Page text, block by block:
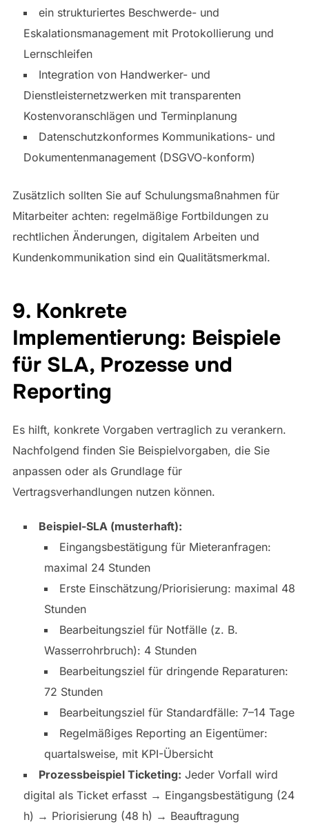
ein strukturiertes Beschwerde- und
Eskalationsmanagement mit Protokollierung und
Lernschleifen
Integration von Handwerker- und
Dienstleisternetzwerken mit transparenten
Kostenvoranschlägen und Terminplanung
Datenschutzkonformes Kommunikations- und
Dokumentenmanagement (DSGVO-konform)
Zusätzlich sollten Sie auf Schulungsmaßnahmen für
Mitarbeiter achten: regelmäßige Fortbildungen zu
rechtlichen Änderungen, digitalem Arbeiten und
Kundenkommunikation sind ein Qualitätsmerkmal.
9. Konkrete
Implementierung: Beispiele
für SLA, Prozesse und
Reporting
Es hilft, konkrete Vorgaben vertraglich zu verankern.
Nachfolgend finden Sie Beispielvorgaben, die Sie
anpassen oder als Grundlage für
Vertragsverhandlungen nutzen können.
Beispiel-SLA (musterhaft):
Eingangsbestätigung für Mieteranfragen:
maximal 24 Stunden
Erste Einschätzung/Priorisierung: maximal 48
Stunden
Bearbeitungsziel für Notfälle (z. B.
Wasserrohrbruch): 4 Stunden
Bearbeitungsziel für dringende Reparaturen:
72 Stunden
Bearbeitungsziel für Standardfälle: 7–14 Tage
Regelmäßiges Reporting an Eigentümer:
quartalsweise, mit KPI-Übersicht
Prozessbeispiel Ticketing: Jeder Vorfall wird
digital als Ticket erfasst → Eingangsbestätigung (24
h) → Priorisierung (48 h) → Beauftragung